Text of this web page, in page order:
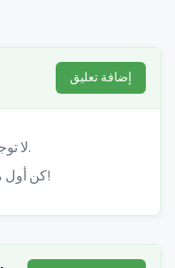
إضافة تعليق
لا توجد تعليقات بعد.
كن أول من يشارك تجربته!